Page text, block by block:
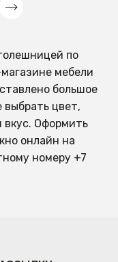
по
мебели
большое
цвет,
вкус. Оформить
онлайн на
номеру +7